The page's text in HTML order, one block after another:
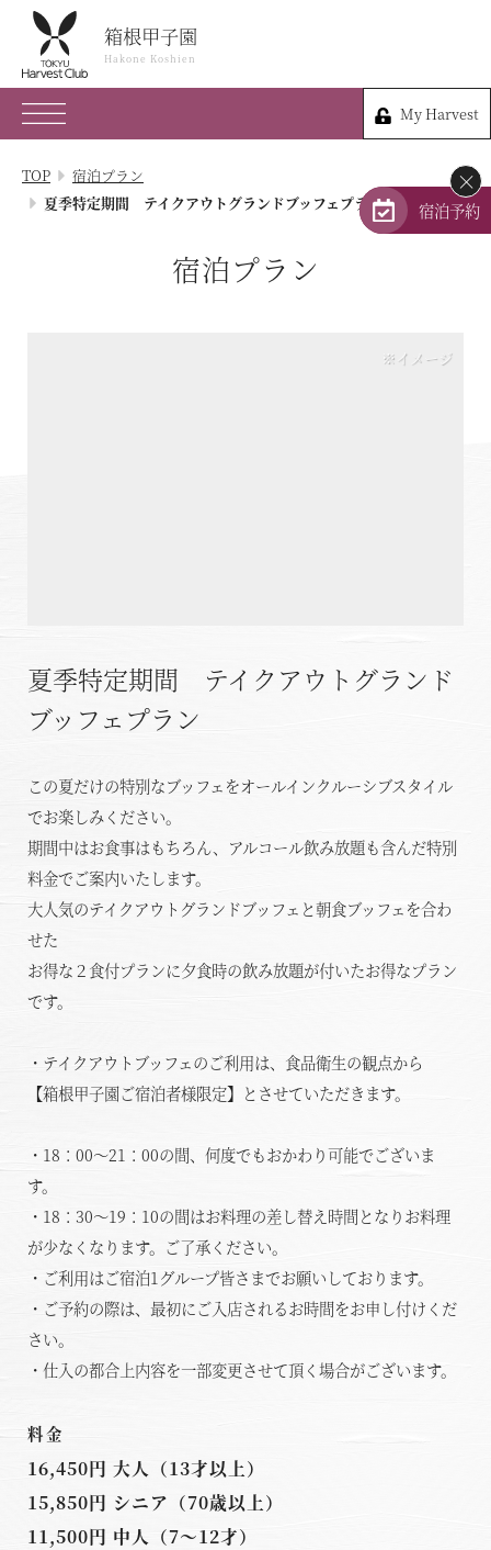
箱根甲子園
Hakone Koshien
My Harvest
箱根甲子園
Hakone Koshien
0460-84-0123
神奈川県足柄下郡箱根町仙石原大原817-253
会員権のご案内
My Harvest
お知らせ
総合サイトに戻る 施設一覧
TOP
宿泊プラン
夏季特定期間 テイクアウトグランドブッフェプラン
宿泊プラン
※イメージ
夏季特定期間 テイクアウトグランド
ブッフェプラン
この夏だけの特別なブッフェをオールインクルーシブスタイル
でお楽しみください。
期間中はお食事はもちろん、アルコール飲み放題も含んだ特別
料金でご案内いたします。
大人気のテイクアウトグランドブッフェと朝食ブッフェを合わ
せた
お得な２食付プランに夕食時の飲み放題が付いたお得なプラン
です。
・テイクアウトブッフェのご利用は、食品衛生の観点から
【箱根甲子園ご宿泊者様限定】とさせていただきます。
・18：00～21：00の間、何度でもおかわり可能でございま
す。
・18：30～19：10の間はお料理の差し替え時間となりお料理
が少なくなります。ご了承ください。
・ご利用はご宿泊1グループ皆さまでお願いしております。
・ご予約の際は、最初にご入店されるお時間をお申し付けくだ
さい。
・仕入の都合上内容を一部変更させて頂く場合がございます。
料金
16,450円 大人（13才以上）
15,850円 シニア（70歳以上）
11,500円 中人（7～12才）
×
宿泊予約